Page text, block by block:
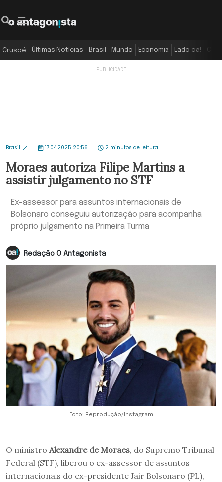
Crusoé Últimas Notícias Brasil Mundo Economia Lado oa!
Brasil 17.04.2025 20:56 2 minutos de leitura
Moraes autoriza Filipe Martins a
assistir julgamento no STF
Ex-assessor para assuntos internacionais de
Bolsonaro conseguiu autorização para acompanha
próprio julgamento na Primeira Turma
Redação O Antagonista
Foto: Reprodução/Instagram
O ministro Alexandre de Moraes, do Supremo Tribunal
Federal (STF), liberou o ex-assessor de assuntos
internacionais do ex-presidente Jair Bolsonaro (PL),